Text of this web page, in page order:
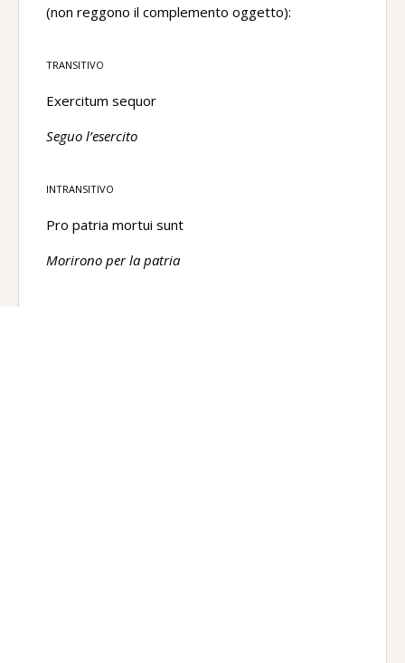
(non reggono il complemento oggetto):
TRANSITIVO
Exercitum sequor
Seguo l’esercito
INTRANSITIVO
Pro patria mortui sunt
Morirono per la patria